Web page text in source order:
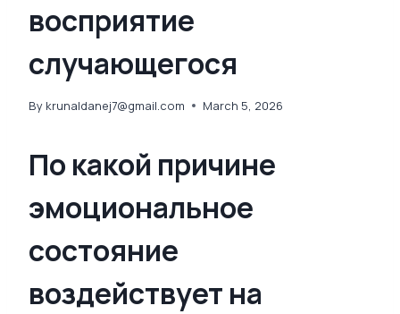
восприятие
случающегося
By krunaldanej7@gmail.com March 5, 2026
По какой причине
эмоциональное
состояние
воздействует на